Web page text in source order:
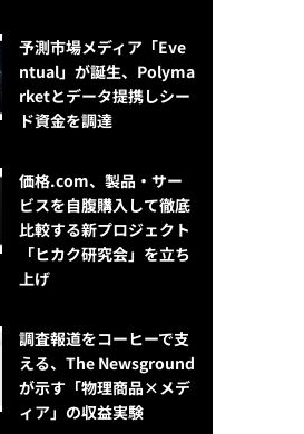
予測市場メディア「Eve
ntual」が誕生、Polyma
rketとデータ提携しシー
ド資金を調達
価格.com、製品・サー
ビスを自腹購入して徹底
比較する新プロジェクト
「ヒカク研究会」を立ち
上げ
調査報道をコーヒーで支
える、The Newsground
が示す「物理商品×メデ
ィア」の収益実験